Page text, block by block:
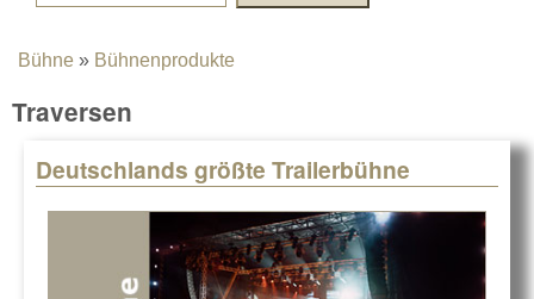
You are here
Bühne » Bühnenprodukte
Traversen
Deutschlands größte Trailerbühne
Pages